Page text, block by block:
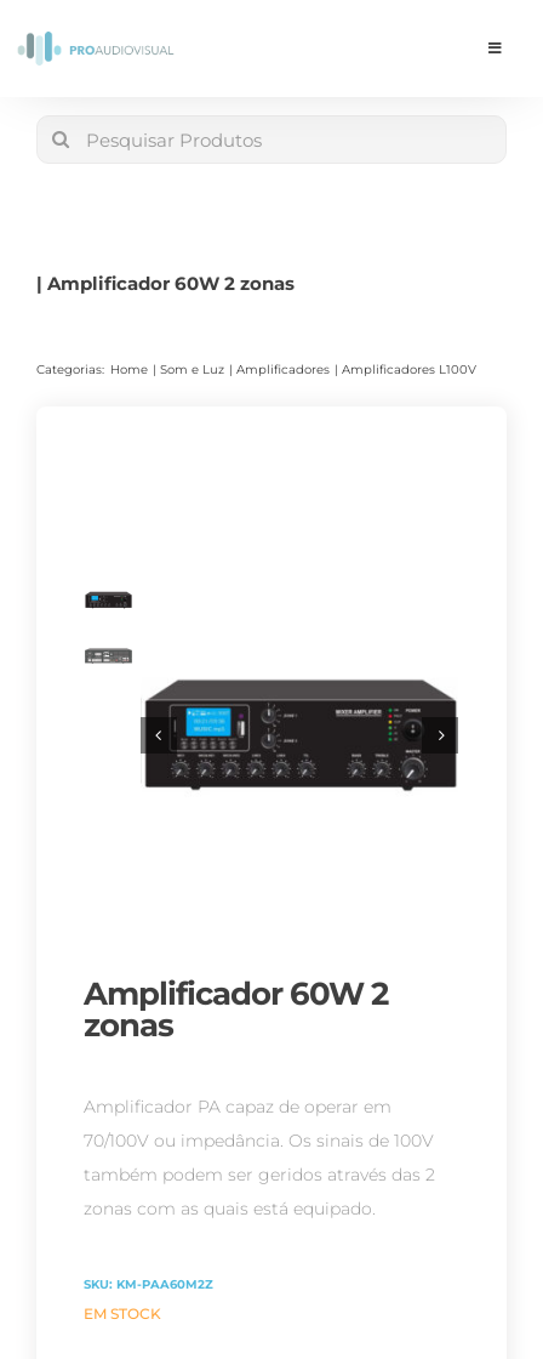
Toggle
Search
| Amplificador 60W 2 zonas
Categorias: Home Som e Luz Amplificadores Amplificadores L100V
Amplificador 60W 2
zonas
Amplificador PA capaz de operar em
70/100V ou impedância. Os sinais de 100V
também podem ser geridos através das 2
zonas com as quais está equipado.
SKU: KM-PAA60M2Z
EM STOCK